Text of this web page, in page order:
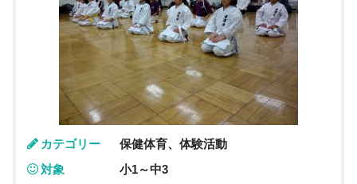
カテゴリー
保健体育、体験活動
対象
小1～中3